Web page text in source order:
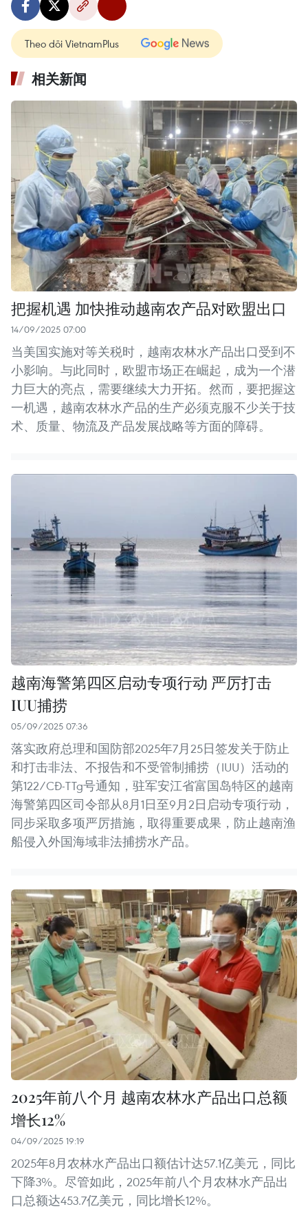
Theo dõi VietnamPlus
相关新闻
把握机遇 加快推动越南农产品对欧盟出口
14/09/2025 07:00
当美国实施对等关税时，越南农林水产品出口受到不
小影响。与此同时，欧盟市场正在崛起，成为一个潜
力巨大的亮点，需要继续大力开拓。然而，要把握这
一机遇，越南农林水产品的生产必须克服不少关于技
术、质量、物流及产品发展战略等方面的障碍。
越南海警第四区启动专项行动 严厉打击
IUU捕捞
05/09/2025 07:36
落实政府总理和国防部2025年7月25日签发关于防止
和打击非法、不报告和不受管制捕捞（IUU）活动的
第122/CĐ-TTg号通知，驻军安江省富国岛特区的越南
海警第四区司令部从8月1日至9月2日启动专项行动，
同步采取多项严厉措施，取得重要成果，防止越南渔
船侵入外国海域非法捕捞水产品。
2025年前八个月 越南农林水产品出口总额
增长12%
04/09/2025 19:19
2025年8月农林水产品出口额估计达57.1亿美元，同比
下降3%。尽管如此，2025年前八个月农林水产品出
口总额达453.7亿美元，同比增长12%。